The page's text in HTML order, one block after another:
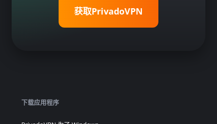
获取PrivadoVPN
下载应用程序